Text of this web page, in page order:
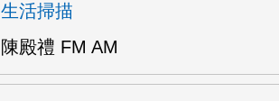
生活掃描
陳殿禮 FM AM